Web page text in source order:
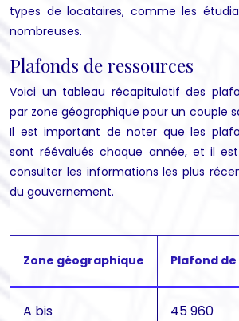
types de locataires, comme les
nombreuses.
Plafonds de ressources
Voici un tableau récapitulatif des
par zone géographique pour un couple
Il est important de noter que les
sont réévalués chaque année, et il
consulter les informations les plus
du gouvernement.
Zone géographique Plafond
A bis 45 960